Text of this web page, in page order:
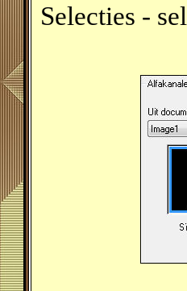
Selecties -